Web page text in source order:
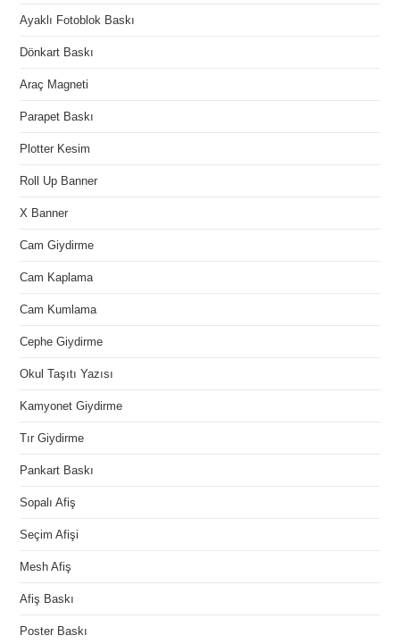
Ayaklı Fotoblok Baskı
Dönkart Baskı
Araç Magneti
Parapet Baskı
Plotter Kesim
Roll Up Banner
X Banner
Cam Giydirme
Cam Kaplama
Cam Kumlama
Cephe Giydirme
Okul Taşıtı Yazısı
Kamyonet Giydirme
Tır Giydirme
Pankart Baskı
Sopalı Afiş
Seçim Afişi
Mesh Afiş
Afiş Baskı
Poster Baskı